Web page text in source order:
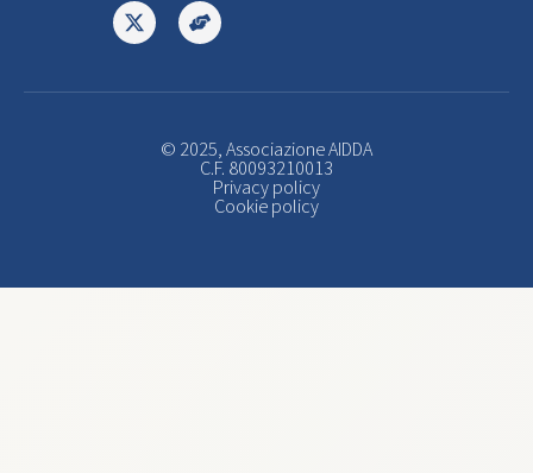
© 2025, Associazione AIDDA
C.F. 80093210013
Privacy policy
Cookie policy